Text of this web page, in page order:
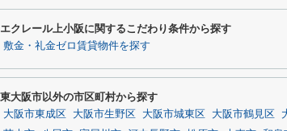
エクレール上小阪に関するこだわり条件から探す
敷金・礼金ゼロ賃貸物件を探す
東大阪市以外の市区町村から探す
大阪市東成区 大阪市生野区 大阪市城東区 大阪市鶴見区